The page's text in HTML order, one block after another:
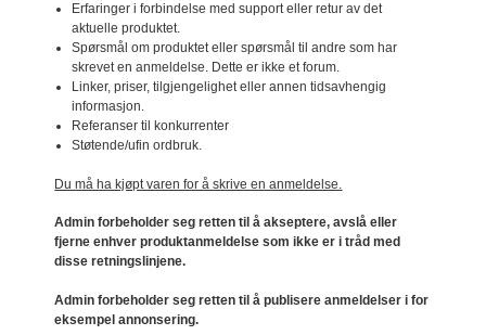
Erfaringer i forbindelse med support eller retur av det
aktuelle produktet.
Spørsmål om produktet eller spørsmål til andre som har
skrevet en anmeldelse. Dette er ikke et forum.
Linker, priser, tilgjengelighet eller annen tidsavhengig
informasjon.
Referanser til konkurrenter
Støtende/ufin ordbruk.
Du må ha kjøpt varen for å skrive en anmeldelse.
Admin forbeholder seg retten til å akseptere, avslå eller
fjerne enhver produktanmeldelse som ikke er i tråd med
disse retningslinjene.
Admin forbeholder seg retten til å publisere anmeldelser i for
eksempel annonsering.